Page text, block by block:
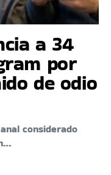
a 34
por
de odio
considerado